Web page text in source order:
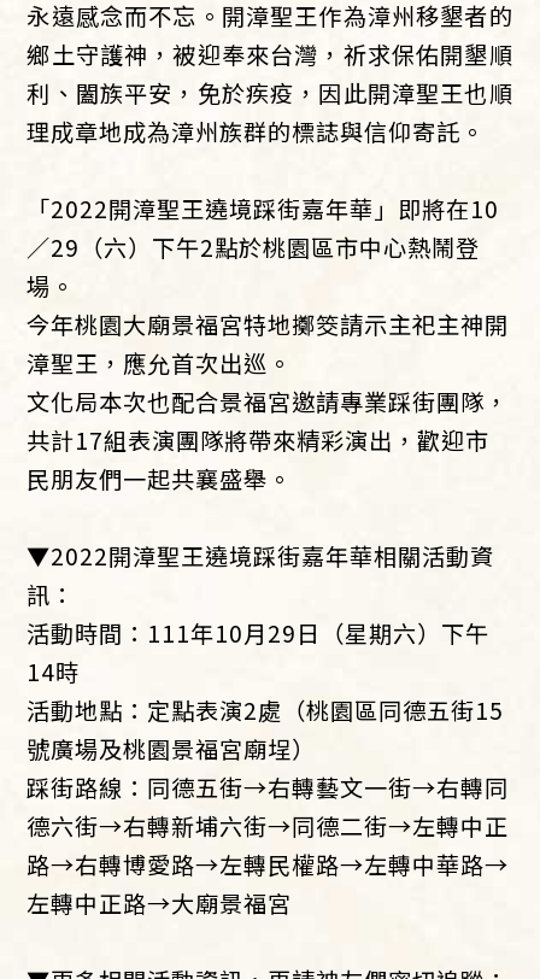
永遠感念而不忘。開漳聖王作為漳州移墾者的
鄉土守護神，被迎奉來台灣，祈求保佑開墾順
利、闔族平安，免於疾疫，因此開漳聖王也順
理成章地成為漳州族群的標誌與信仰寄託。
「2022開漳聖王遶境踩街嘉年華」即將在10
／29（六）下午2點於桃園區市中心熱鬧登
場。
今年桃園大廟景福宮特地擲筊請示主祀主神開
漳聖王，應允首次出巡。
文化局本次也配合景福宮邀請專業踩街團隊，
共計17組表演團隊將帶來精彩演出，歡迎市
民朋友們一起共襄盛舉。
▼2022開漳聖王遶境踩街嘉年華相關活動資
訊：
活動時間：111年10月29日（星期六）下午
14時
活動地點：定點表演2處（桃園區同德五街15
號廣場及桃園景福宮廟埕）
踩街路線：同德五街→右轉藝文一街→右轉同
德六街→右轉新埔六街→同德二街→左轉中正
路→右轉博愛路→左轉民權路→左轉中華路→
左轉中正路→大廟景福宮